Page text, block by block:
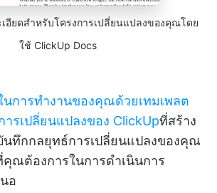
เอียดสำหรับโครงการเปลี่ยนแปลงของคุณโดย
ใช้ ClickUp Docs
นการทำงานของคุณด้วยเทมเพลต
รเปลี่ยนแปลงของ ClickUpที่สร้าง
นทึกกลยุทธ์การเปลี่ยนแปลงของคุณ
ณต้องการในการดำเนินการ
อ